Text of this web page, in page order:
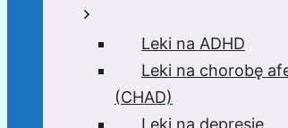
Leki na ADHD
Leki na chorobę
(CHAD)
Leki na depresję